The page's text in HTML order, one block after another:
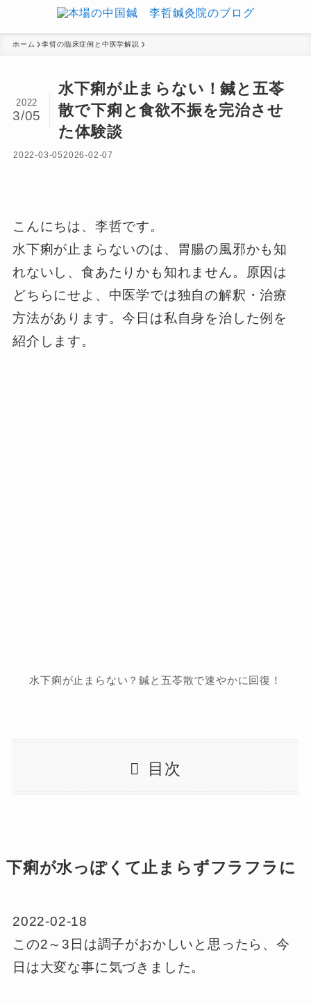
ホーム 李哲の臨床症例と中医学解説
水下痢が止まらない！鍼と五苓
散で下痢と食欲不振を完治させ
た体験談
2022
3/05
2022-03-052026-02-07
こんにちは、李哲です。
水下痢が止まらないのは、胃腸の風邪かも知
れないし、食あたりかも知れません。原因は
どちらにせよ、中医学では独自の解釈・治療
方法があります。今日は私自身を治した例を
紹介します。
水下痢が止まらない？鍼と五苓散で速やかに回復！
目次
下痢が水っぽくて止まらずフラフラに
2022-02-18
この2～3日は調子がおかしいと思ったら、今
日は大変な事に気づきました。